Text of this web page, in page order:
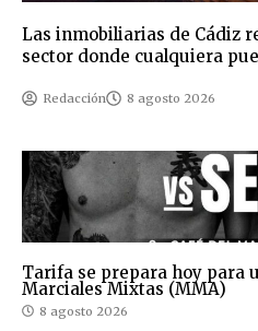
Las inmobiliarias de Cádiz
sector donde cualquiera
Redacción 8 agosto 2026
Tarifa se prepara hoy para
Marciales Mixtas (MMA)
8 agosto 2026